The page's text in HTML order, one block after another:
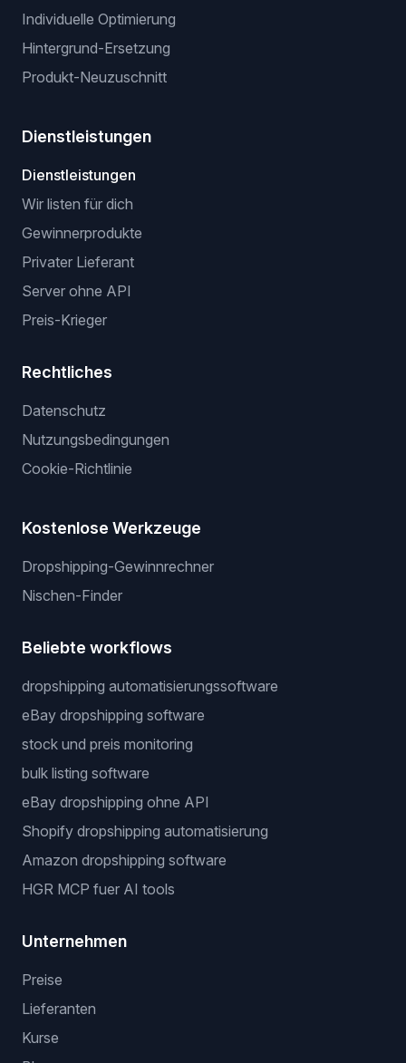
Individuelle Optimierung
Hintergrund-Ersetzung
Produkt-Neuzuschnitt
Dienstleistungen
Dienstleistungen
Wir listen für dich
Gewinnerprodukte
Privater Lieferant
Server ohne API
Preis-Krieger
Rechtliches
Datenschutz
Nutzungsbedingungen
Cookie-Richtlinie
Kostenlose Werkzeuge
Dropshipping-Gewinnrechner
Nischen-Finder
Beliebte workflows
dropshipping automatisierungssoftware
eBay dropshipping software
stock und preis monitoring
bulk listing software
eBay dropshipping ohne API
Shopify dropshipping automatisierung
Amazon dropshipping software
HGR MCP fuer AI tools
Unternehmen
Preise
Lieferanten
Kurse